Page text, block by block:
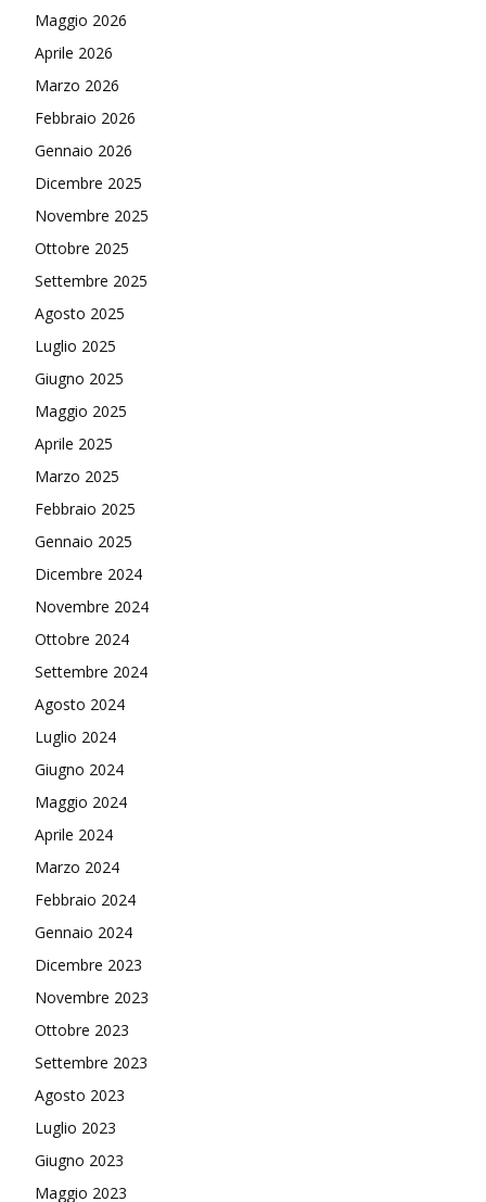
Maggio 2026
Aprile 2026
Marzo 2026
Febbraio 2026
Gennaio 2026
Dicembre 2025
Novembre 2025
Ottobre 2025
Settembre 2025
Agosto 2025
Luglio 2025
Giugno 2025
Maggio 2025
Aprile 2025
Marzo 2025
Febbraio 2025
Gennaio 2025
Dicembre 2024
Novembre 2024
Ottobre 2024
Settembre 2024
Agosto 2024
Luglio 2024
Giugno 2024
Maggio 2024
Aprile 2024
Marzo 2024
Febbraio 2024
Gennaio 2024
Dicembre 2023
Novembre 2023
Ottobre 2023
Settembre 2023
Agosto 2023
Luglio 2023
Giugno 2023
Maggio 2023